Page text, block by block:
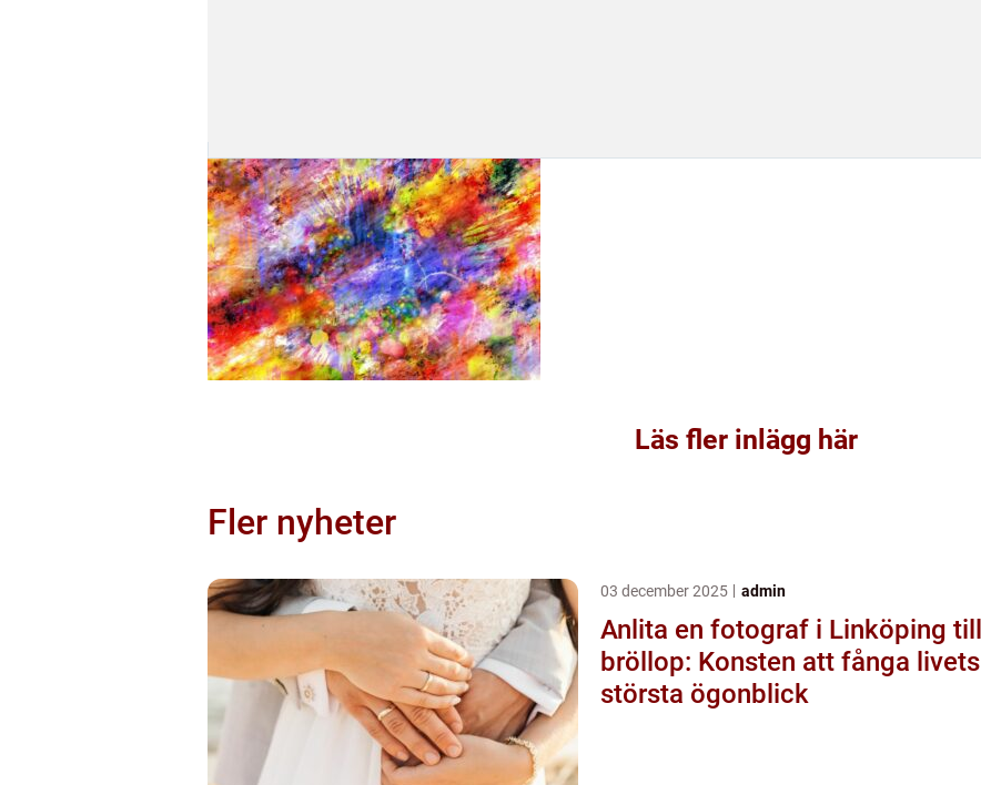
Läs fler inlägg här
Fler nyheter
03 december 2025 admin
Anlita en fotograf i Linköping till
bröllop: Konsten att fånga livets
största ögonblick